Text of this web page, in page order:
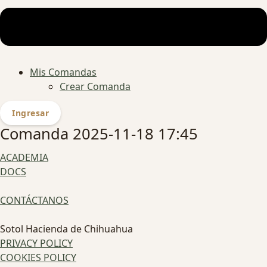
Mis Comandas
Crear Comanda
Ingresar
Comanda 2025-11-18 17:45
ACADEMIA
DOCS
CONTÁCTANOS
Sotol Hacienda de Chihuahua
PRIVACY POLICY
COOKIES POLICY